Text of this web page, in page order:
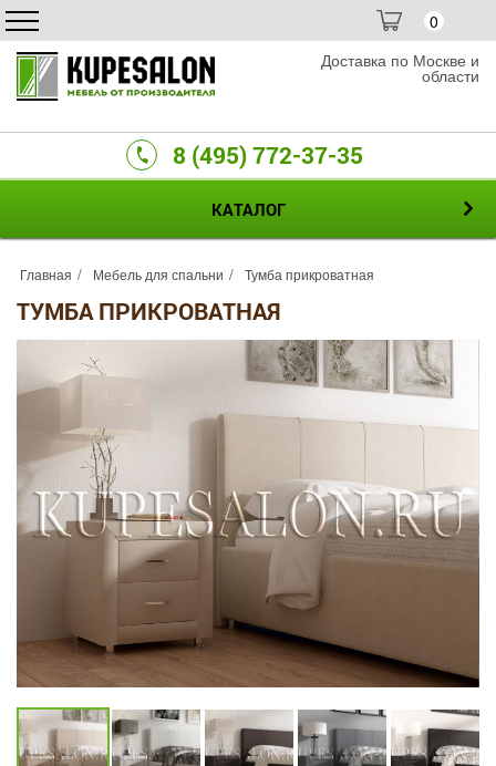
0
Доставка по Москве и
области
8 (495) 772-37-35
КАТАЛОГ
Главная Мебель для спальни Тумба прикроватная
ТУМБА ПРИКРОВАТНАЯ